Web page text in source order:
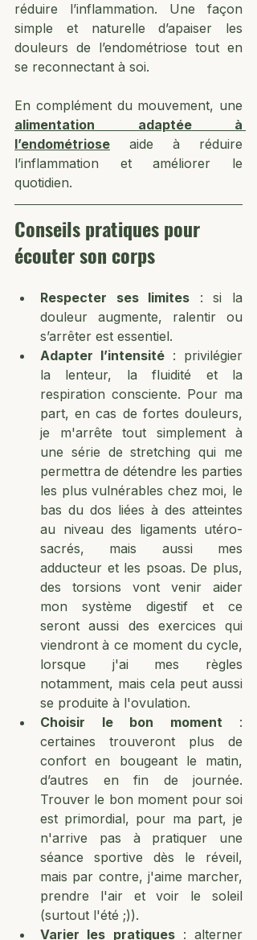
réduire l’inflammation. Une façon
simple et naturelle d’apaiser les
douleurs de l’endométriose tout en
se reconnectant à soi.
alimentation adaptée à
l’endométriose aide à réduire
l’inflammation et améliorer le
quotidien.
Conseils pratiques pour
écouter son corps
Respecter ses limites : si la
douleur augmente, ralentir ou
s’arrêter est essentiel.
Adapter l’intensité : privilégier
la lenteur, la fluidité et la
respiration consciente. Pour ma
part, en cas de fortes douleurs,
je m'arrête tout simplement à
une série de stretching qui me
permettra de détendre les parties
les plus vulnérables chez moi, le
bas du dos liées à des atteintes
au niveau des ligaments utéro-
sacrés, mais aussi mes
adducteur et les psoas. De plus,
des torsions vont venir aider
mon système digestif et ce
seront aussi des exercices qui
viendront à ce moment du cycle,
lorsque j'ai mes règles
notamment, mais cela peut aussi
se produite à l'ovulation.
Choisir le bon moment :
certaines trouveront plus de
confort en bougeant le matin,
d’autres en fin de journée.
Trouver le bon moment pour soi
est primordial, pour ma part, je
n'arrive pas à pratiquer une
séance sportive dès le réveil,
mais par contre, j'aime marcher,
prendre l'air et voir le soleil
(surtout l'été ;)).
Varier les pratiques : alterner